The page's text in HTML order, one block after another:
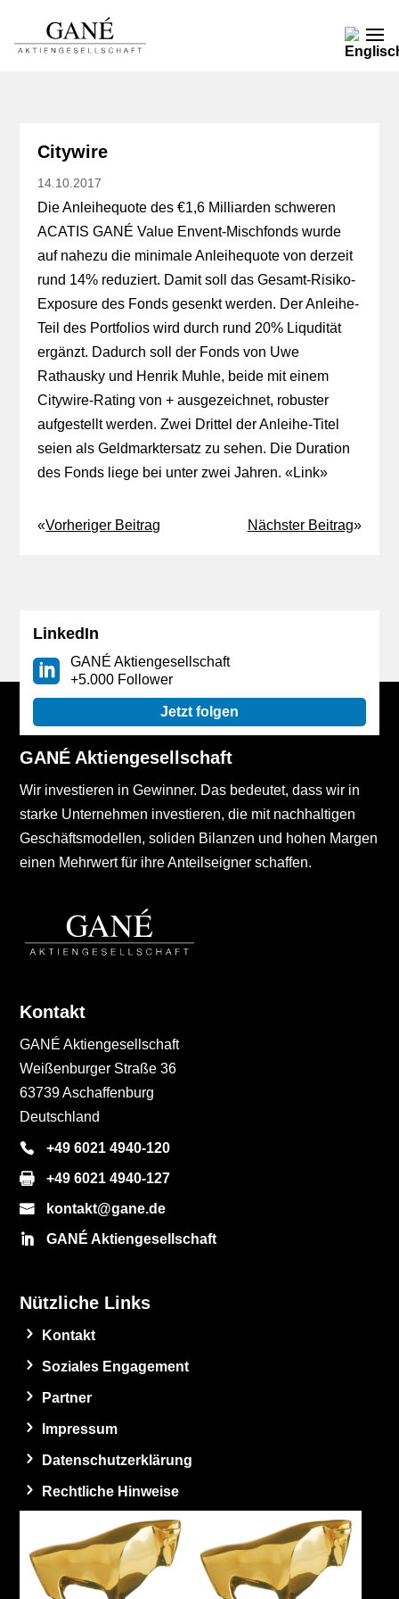
Citywire
14.10.2017
Die Anleihequote des €1,6 Milliarden schweren
ACATIS GANÉ Value Envent-Mischfonds wurde
auf nahezu die minimale Anleihequote von derzeit
rund 14% reduziert. Damit soll das Gesamt-Risiko-
Exposure des Fonds gesenkt werden. Der Anleihe-
Teil des Portfolios wird durch rund 20% Liqudität
ergänzt. Dadurch soll der Fonds von Uwe
Rathausky und Henrik Muhle, beide mit einem
Citywire-Rating von + ausgezeichnet, robuster
aufgestellt werden. Zwei Drittel der Anleihe-Titel
seien als Geldmarktersatz zu sehen. Die Duration
des Fonds liege bei unter zwei Jahren. «Link»
«Vorheriger Beitrag Nächster Beitrag»
LinkedIn
GANÉ Aktiengesellschaft
+5.000 Follower
Jetzt folgen
GANÉ Aktiengesellschaft
Wir investieren in Gewinner. Das bedeutet, dass wir in
starke Unternehmen investieren, die mit nachhaltigen
Geschäftsmodellen, soliden Bilanzen und hohen Margen
einen Mehrwert für ihre Anteilseigner schaffen.
Kontakt
GANÉ Aktiengesellschaft
Weißenburger Straße 36
63739 Aschaffenburg
Deutschland
+49 6021 4940-120
+49 6021 4940-127
kontakt@gane.de
GANÉ Aktiengesellschaft
Nützliche Links
Kontakt
Soziales Engagement
Partner
Impressum
Datenschutzerklärung
Rechtliche Hinweise